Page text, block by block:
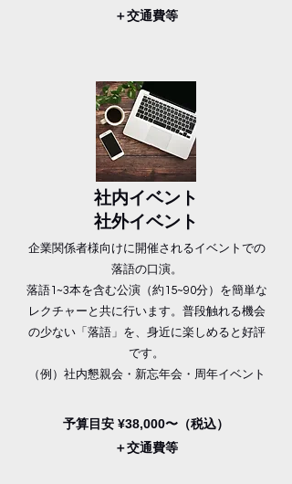
＋交通費等
社内イベント
社外イベント
企業関係者様向けに開催されるイベントでの
落語の口演。
落語1~3本を含む公演（約15~90分）を簡単な
レクチャーと共に行います。普段触れる機会
の少ない「落語」を、身近に楽しめると好評
です。
（例）社内懇親会・新忘年会・周年イベント
予算目安 ¥38,000〜（税込）
＋交通費等